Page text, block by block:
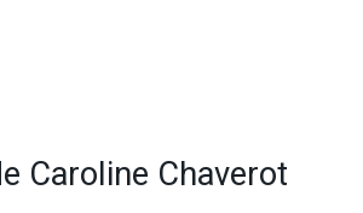
Caroline Chaverot